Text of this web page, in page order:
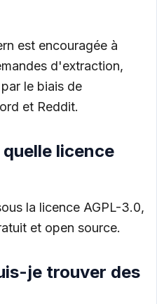
est encouragée à
d'extraction,
le biais de
et Reddit.
licence
la licence AGPL-3.0,
et open source.
je trouver des